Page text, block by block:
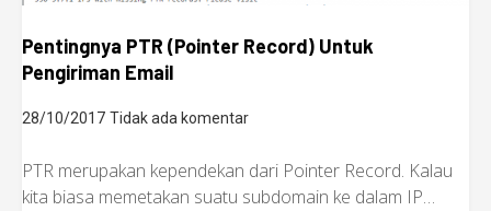
Pentingnya PTR (Pointer Record) Untuk
Pengiriman Email
28/10/2017 Tidak ada komentar
PTR merupakan kependekan dari Pointer Record. Kalau
kita biasa memetakan suatu subdomain ke dalam IP…